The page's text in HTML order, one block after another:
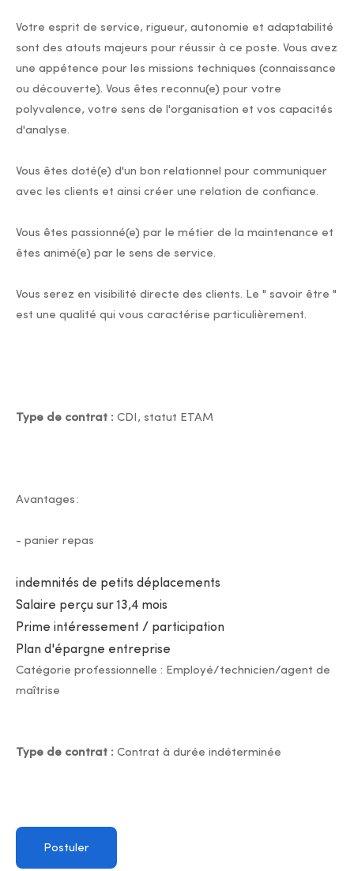
Votre esprit de service, rigueur, autonomie et adaptabilité
sont des atouts majeurs pour réussir à ce poste. Vous avez
une appétence pour les missions techniques (connaissance
ou découverte). Vous êtes reconnu(e) pour votre
polyvalence, votre sens de l'organisation et vos capacités
d'analyse.
Vous êtes doté(e) d'un bon relationnel pour communiquer
avec les clients et ainsi créer une relation de confiance.
Vous êtes passionné(e) par le métier de la maintenance et
êtes animé(e) par le sens de service.
Vous serez en visibilité directe des clients. Le " savoir être "
est une qualité qui vous caractérise particulièrement.
Type de contrat : CDI, statut ETAM
Avantages :
- panier repas
indemnités de petits déplacements
Salaire perçu sur 13,4 mois
Prime intéressement / participation
Plan d'épargne entreprise
Catégorie professionnelle : Employé/technicien/agent de
maîtrise
Type de contrat : Contrat à durée indéterminée
Postuler